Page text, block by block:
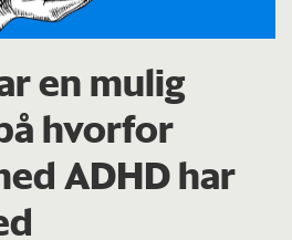
en mulig
hvorfor
ADHD har